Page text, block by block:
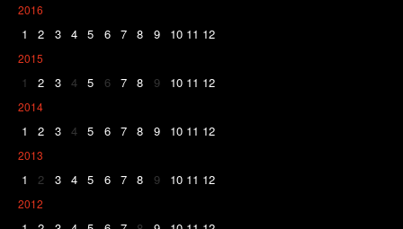
2016
1 2 3 4 5 6 7 8 9 10 11 12
2015
1 2 3 4 5 6 7 8 9 10 11 12
2014
1 2 3 4 5 6 7 8 9 10 11 12
2013
1 2 3 4 5 6 7 8 9 10 11 12
2012